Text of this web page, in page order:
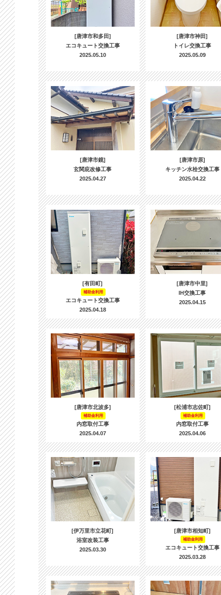
[唐津市和多田]
エコキュート交換工事
2025.05.10
[唐津市神田]
トイレ交換工事
2025.05.09
[唐津市鏡]
玄関庇改修工事
2025.04.27
[唐津市原]
キッチン水栓交換工事
2025.04.22
[有田町]
補助金利用
エコキュート交換工事
2025.04.18
[唐津市中里]
IH交換工事
2025.04.15
[唐津市北波多]
補助金利用
内窓取付工事
2025.04.07
[松浦市志佐町]
補助金利用
内窓取付工事
2025.04.06
[伊万里市立花町]
浴室改装工事
2025.03.30
[唐津市相知町]
補助金利用
エコキュート交換工事
2025.03.28